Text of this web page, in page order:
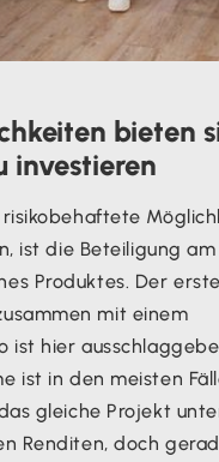
bieten
investieren
ist die Beteiligung am
Produktes. Der erste
mit einem
ist hier
ist in den meisten
gleiche Projekt
Renditen, doch